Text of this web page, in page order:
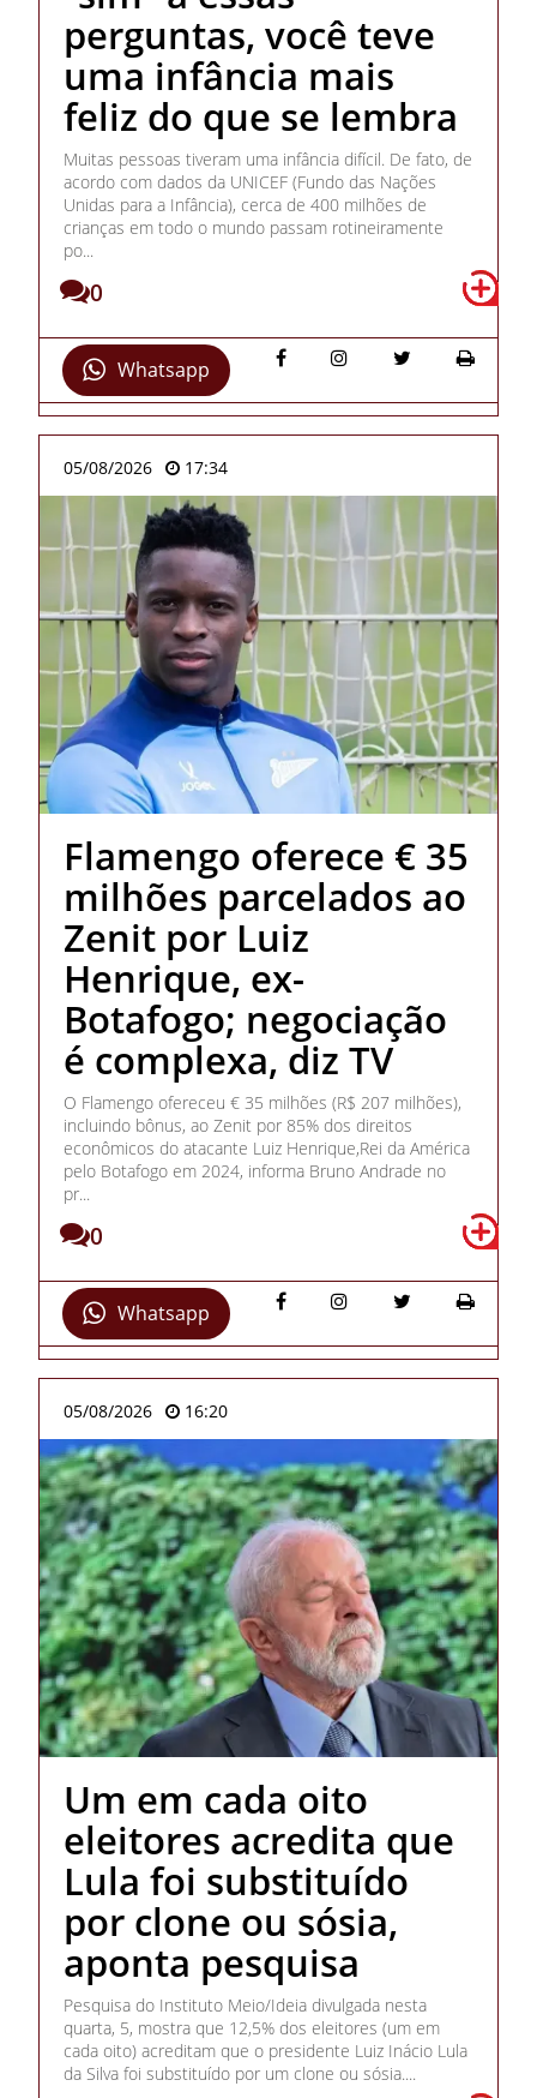
perguntas, você teve
uma infância mais
feliz do que se lembra
Muitas pessoas tiveram uma infância difícil. De fato, de
acordo com dados da UNICEF (Fundo das Nações
Unidas para a Infância), cerca de 400 milhões de
crianças em todo o mundo passam rotineiramente
po...
0
Whatsapp
05/08/2026 17:34
Flamengo oferece € 35
milhões parcelados ao
Zenit por Luiz
Henrique, ex-
Botafogo; negociação
é complexa, diz TV
O Flamengo ofereceu € 35 milhões (R$ 207 milhões),
incluindo bônus, ao Zenit por 85% dos direitos
econômicos do atacante Luiz Henrique,Rei da América
pelo Botafogo em 2024, informa Bruno Andrade no
pr...
0
Whatsapp
05/08/2026 16:20
Um em cada oito
eleitores acredita que
Lula foi substituído
por clone ou sósia,
aponta pesquisa
Pesquisa do Instituto Meio/Ideia divulgada nesta
quarta, 5, mostra que 12,5% dos eleitores (um em
cada oito) acreditam que o presidente Luiz Inácio Lula
da Silva foi substituído por um clone ou sósia....